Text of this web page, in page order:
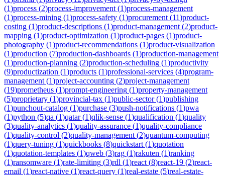
(1)process (2)process-improvement (1)process-management
(1)process-mining (1)process-safety (1)procurement (11)product-
costing (1)product-descriptions (1)product-management (2)product-
mapping (1)product-optimization (1)product-pages (1)product-
photography (1)product-recommendations (1)product-visualization
(1)production (7)production-dashboards (1)production-management
(1)production-planning (2)production-scheduling (1)productivity
(9)productization (1)products (1)professional-services (4)program-
management (1)project-accounting (2)project-management
(19)prometheus (1)prompt-engineering (1)property-management
(5)proprietary (1)provincial-tax (1)public-sector(1)publishing
(1)punchout-catalog (1)purchase (3)push-notifications (1)pwa
(1)python (5)qa (1)qatar(1)qlik-sense (1)qualification (1)quality
(3)quality-analytics (1)quality-assurance (1)quality-compliance
(1)quality-control (2)quality-management (2)quantum-computing
(1)query-tuning (1)quickbooks (8)quickstart (1)quotation
(1)quotation-templates (1)qweb (3)rag (1)rakuten (1)ranking
(1)ransomware (1)rate-limiting (3)rdl (1)react (8)react-19 (2)react-
email (1)react-native (1)react-query (1)real-estate (5)real-estate-